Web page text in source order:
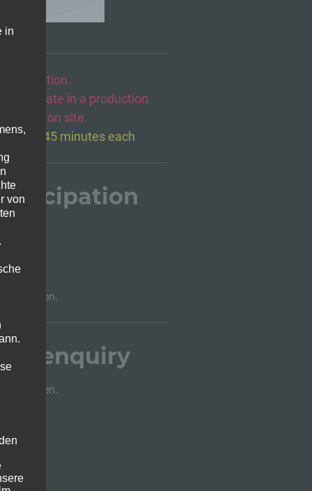
production.
participate in a production.
out on site.
45 minutes each
enquiry
in
von